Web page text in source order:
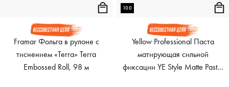
Framar Фольга в рулоне с
тиснением «Terra» Terra
Embossed Roll, 98 м
100
Yellow Professional Паста
матирующая сильной
фиксации YE Style Matte Paste,